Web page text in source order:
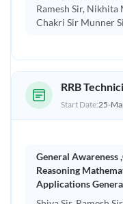
Interview Preparations
ఇంటర్వ్యూ సన్నాహాలు
Ramesh Sir, Nikhita
Chakri Sir Munner
RRB
Start Date:25-
General Awareness
Reasoning
Applications